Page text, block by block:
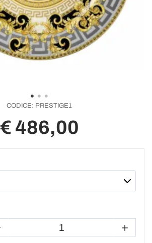
CODICE: PRESTIGE1
€ 486,00